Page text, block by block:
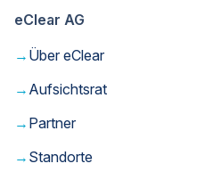
eClear AG
→ Über eClear
→ Aufsichtsrat
→ Partner
→ Standorte